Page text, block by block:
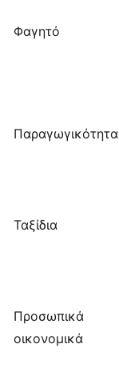
Φαγητό
Παραγωγικότητα
Ταξίδια
Προσωπικά
οικονομικά